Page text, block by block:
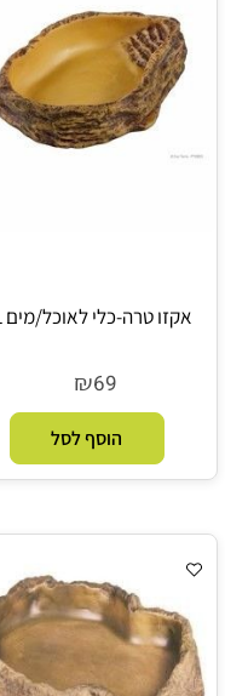
אקזו טרה-כלי לאוכל/מים XL
₪69
הוסף לסל